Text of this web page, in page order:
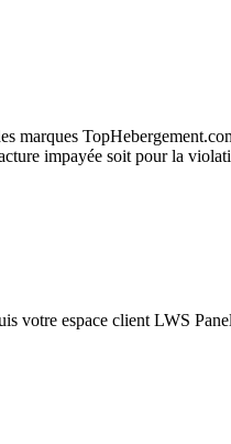
marques
impayée soit pour la
votre espace client LWS